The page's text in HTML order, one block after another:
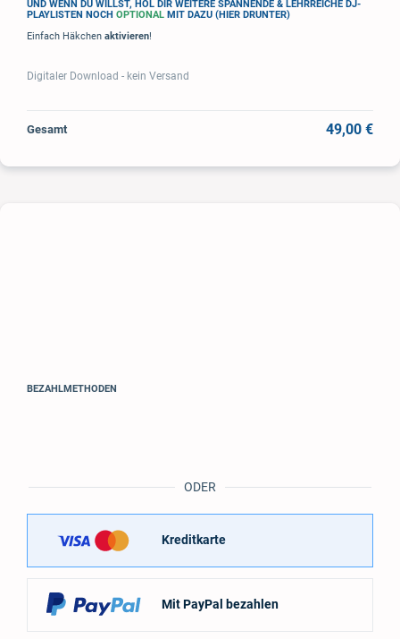
UND WENN DU WILLST, HOL DIR WEITERE SPANNENDE & LEHRREICHE DJ-
PLAYLISTEN NOCH OPTIONAL MIT DAZU (HIER DRUNTER)
Einfach Häkchen aktivieren!
Digitaler Download - kein Versand
Gesamt 49,00 €
ODER
BEZAHLMETHODEN
Kreditkarte
Mit PayPal bezahlen